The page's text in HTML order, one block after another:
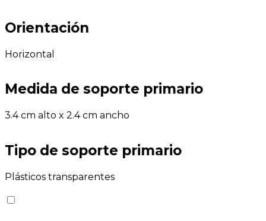
Orientación
Horizontal
Medida de soporte primario
3.4 cm alto x 2.4 cm ancho
Tipo de soporte primario
Plásticos transparentes